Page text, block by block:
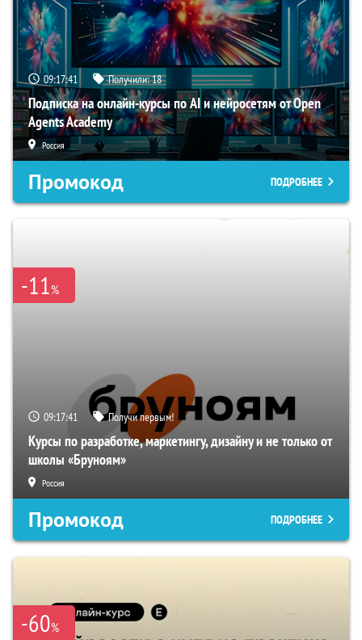
09:17:40 Получили:18
Подписка на онлайн-курсы по AI и нейросетям от Open
Agents Academy
Россия
Промокод ПОДРОБНЕЕ
-11%
09:17:40 Получи первым!
Курсы по разработке, маркетингу, дизайну и не только от
школы «Бруноям»
Россия
Промокод ПОДРОБНЕЕ
-60%